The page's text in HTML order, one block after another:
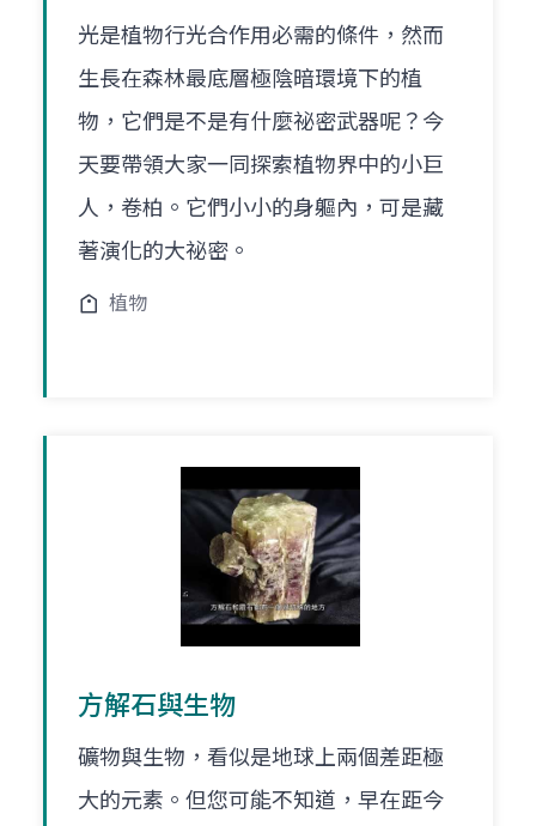
光是植物行光合作用必需的條件，然而
生長在森林最底層極陰暗環境下的植
物，它們是不是有什麼祕密武器呢？今
天要帶領大家一同探索植物界中的小巨
人，卷柏。它們小小的身軀內，可是藏
著演化的大祕密。
植物
方解石與生物
礦物與生物，看似是地球上兩個差距極
大的元素。但您可能不知道，早在距今